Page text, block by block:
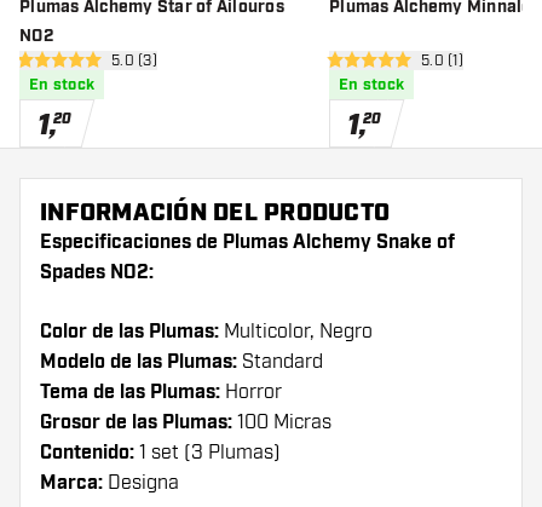
Plumas Alchemy Star of Ailouros
NO2
abrir panel de reseñas
5 estrellas de puntuación
5.0 (3)
En stock
1,20
Plumas Alchemy
abrir panel de
5 estrellas de puntuación
5.0 (1)
En stock
1,20
INFORMACIÓN DEL PRODUCTO
Especificaciones de Plumas Alchemy Snake of
Spades NO2:
Color de las Plumas: Multicolor, Negro
Modelo de las Plumas: Standard
Tema de las Plumas: Horror
Grosor de las Plumas: 100 Micras
Contenido: 1 set (3 Plumas)
Marca: Designa